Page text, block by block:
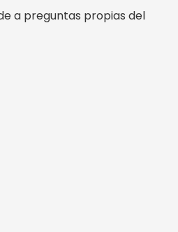
a preguntas propias del